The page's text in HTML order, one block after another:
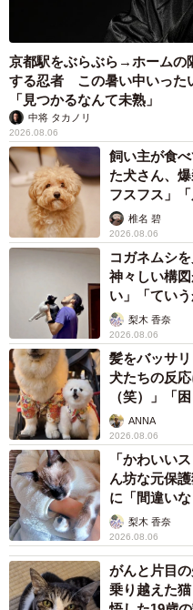
「見つかるなんて未熟」
2026.08.06
飼い主が食
た犬さん、
フスフス」「
2026.08.06
コガネムシ
神々しい構
い」「てい
梨木 香奈
2026.08.06
髪をバッサ
犬たちの反
（笑）」「
ANNA
2026.08.06
「かわいい
ん坊な元保
に「間違い
梨木 香奈
2026.08.06
がんと片目
乗り越えた
悟した19歳
古川 諭香
2026.08.06
「カニにア
に！？ 「自